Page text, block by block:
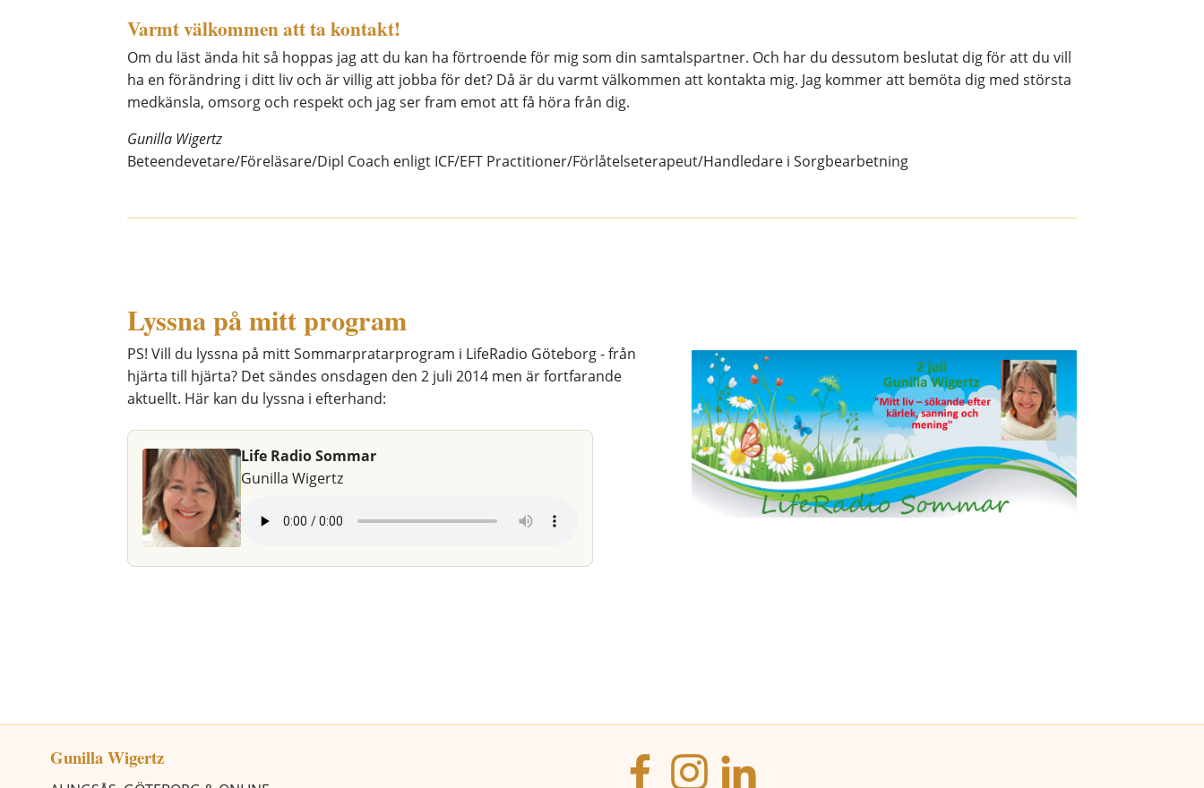
Varmt välkommen att ta kontakt!
Om du läst ända hit så hoppas jag att du kan ha förtroende för mig som din samtalspartner. Och har du dessutom beslutat dig för att du vill
ha en förändring i ditt liv och är villig att jobba för det? Då är du varmt välkommen att kontakta mig. Jag kommer att bemöta dig med största
medkänsla, omsorg och respekt och jag ser fram emot att få höra från dig.
Gunilla Wigertz
Beteendevetare/Föreläsare/Dipl Coach enligt ICF/EFT Practitioner/Förlåtelseterapeut/Handledare i Sorgbearbetning
Lyssna på mitt program
PS! Vill du lyssna på mitt Sommarpratarprogram i LifeRadio Göteborg - från
hjärta till hjärta? Det sändes onsdagen den 2 juli 2014 men är fortfarande
aktuellt. Här kan du lyssna i efterhand:
Life Radio Sommar
Gunilla Wigertz
Gunilla Wigertz